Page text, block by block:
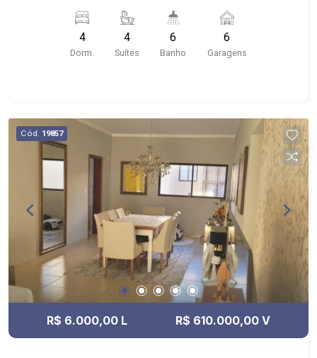
aquecedor; - sala 2 ambientes; - home theater; -
sala de estar; - sala de jantar; - 6 banheiros; -
Condomínio com praça de convivência, portaria
supermercado Pão de Açúcar e Assaí e Burguer
King av. Presidente Vargas.
4
Dorm.
4
Suítes
6
Banho
6
Garagens
Cód. 19857
R$ 6.000,00 L R$ 610.000,00 V